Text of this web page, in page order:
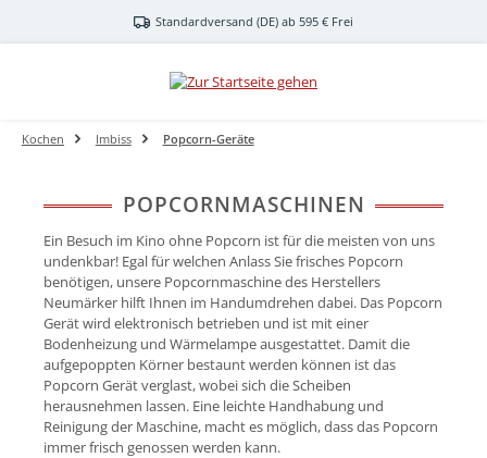
Zum Hauptinhalt springenStandardversand (DE) ab 595 € Frei
Kochen Imbiss Popcorn-Geräte
POPCORNMASCHINEN
Ein Besuch im Kino ohne Popcorn ist für die meisten von uns
undenkbar! Egal für welchen Anlass Sie frisches Popcorn
benötigen, unsere Popcornmaschine des Herstellers
Neumärker hilft Ihnen im Handumdrehen dabei. Das Popcorn
Gerät wird elektronisch betrieben und ist mit einer
Bodenheizung und Wärmelampe ausgestattet. Damit die
aufgepoppten Körner bestaunt werden können ist das
Popcorn Gerät verglast, wobei sich die Scheiben
herausnehmen lassen. Eine leichte Handhabung und
Reinigung der Maschine, macht es möglich, dass das Popcorn
immer frisch genossen werden kann.